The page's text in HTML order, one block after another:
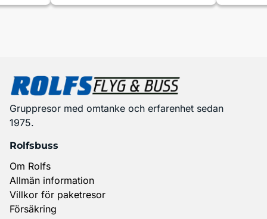
Gruppresor med omtanke och erfarenhet sedan
1975.
Rolfsbuss
Om Rolfs
Allmän information
Villkor för paketresor
Försäkring